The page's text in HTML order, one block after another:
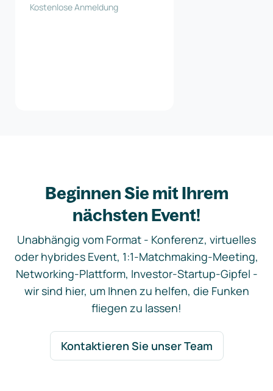
Kostenlose Anmeldung
Beginnen Sie mit Ihrem
nächsten Event!
Unabhängig vom Format - Konferenz, virtuelles
oder hybrides Event, 1:1-Matchmaking-Meeting,
Networking-Plattform, Investor-Startup-Gipfel -
wir sind hier, um Ihnen zu helfen, die Funken
fliegen zu lassen!
Kontaktieren Sie unser Team